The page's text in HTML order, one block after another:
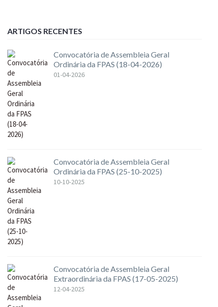
ARTIGOS RECENTES
Convocatória de Assembleia Geral
Ordinária da FPAS (18-04-2026)
01-04-2026
Convocatória de Assembleia Geral
Ordinária da FPAS (25-10-2025)
10-10-2025
Convocatória de Assembleia Geral
Extraordinária da FPAS (17-05-2025)
12-04-2025